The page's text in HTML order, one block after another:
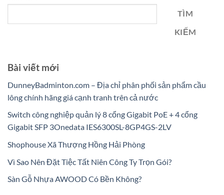
TÌM
KIẾM
Bài viết mới
DunneyBadminton.com – Địa chỉ phân phối sản phẩm cầu
lông chính hãng giá cạnh tranh trên cả nước
Switch công nghiệp quản lý 8 cổng Gigabit PoE + 4 cổng
Gigabit SFP 3Onedata IES6300SL-8GP4GS-2LV
Shophouse Xã Thượng Hồng Hải Phòng
Vì Sao Nên Đặt Tiệc Tất Niên Công Ty Trọn Gói?
Sàn Gỗ Nhựa AWOOD Có Bền Không?